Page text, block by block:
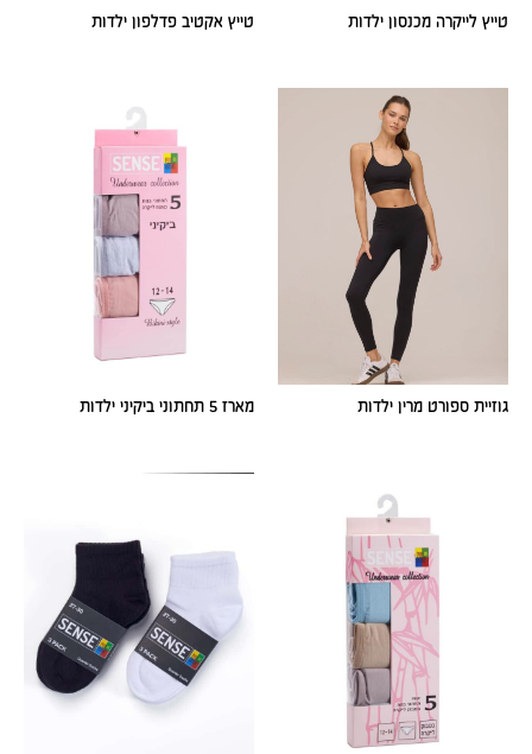
טייץ לייקרה מכנסון ילדות טייץ אקטיב פדלפון ילדות
גוזיית ספורט מרין ילדות מארז 5 תחתוני ביקיני ילדות